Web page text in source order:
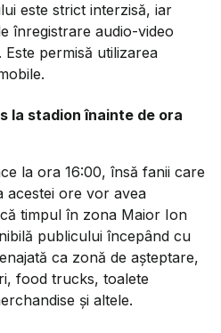
este strict interzisă, iar
înregistrare audio-video
permisă utilizarea
la stadion înainte de ora
la ora 16:00, însă fanii care
acestei ore vor avea
timpul în zona Maior Ion
publicului începând cu
ca zonă de așteptare,
food trucks, toalete
și altele.